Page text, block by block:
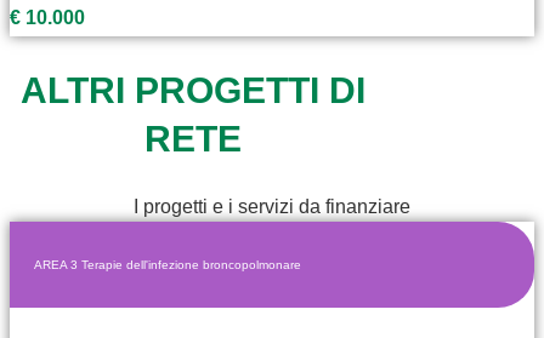
€ 10.000
ALTRI PROGETTI DI
RETE
I progetti e i servizi da finanziare
AREA 3 Terapie dell'infezione broncopolmonare